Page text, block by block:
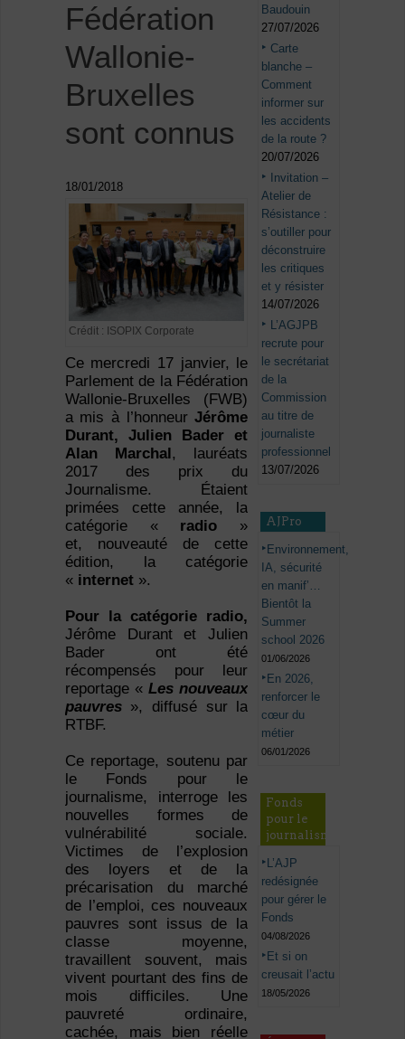
Fédération
Wallonie-
Bruxelles
sont connus
18/01/2018
Crédit : ISOPIX Corporate
Ce mercredi 17 janvier, le
Parlement de la Fédération
Wallonie-Bruxelles (FWB)
a mis à l’honneurJérôme
Durant, Julien Bader et
Alan Marchal, lauréats
2017 des prix du
Journalisme. Étaient
primées cette année, la
catégorie « radio »
et, nouveauté de cette
édition, la catégorie
« internet».
Pour la catégorie radio,
Jérôme Durant et Julien
Bader ont été
récompensés pour leur
reportage «Les nouveaux
pauvres», diffusé sur la
RTBF.
Ce reportage, soutenu par
le Fonds pour le
journalisme, interroge les
nouvelles formes de
vulnérabilité sociale.
Victimes de l’explosion
des loyers et de la
précarisation du marché
de l’emploi, ces nouveaux
pauvres sont issus de la
classe moyenne,
travaillent souvent, mais
vivent pourtant des fins de
mois difficiles. Une
pauvreté ordinaire,
cachée, mais bien réelle
Baudouin
27/07/2026
Carte
blanche –
Comment
informer sur
les accidents
de la route ?
20/07/2026
Invitation –
Atelier de
Résistance :
s’outiller pour
déconstruire
les critiques
et y résister
14/07/2026
L’AGJPB
recrute pour
le secrétariat
de la
Commission
au titre de
journaliste
professionnel
13/07/2026
AJPro
Environnement,
IA, sécurité
en manif’…
Bientôt la
Summer
school 2026
01/06/2026
En 2026,
renforcer le
cœur du
métier
06/01/2026
Fonds
pour le
journalisme
L’AJP
redésignée
pour gérer le
Fonds
04/08/2026
Et si on
creusait l’actu
18/05/2026